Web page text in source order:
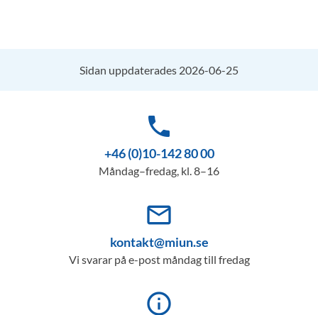
Sidan uppdaterades 2026-06-25
phone
+46 (0)10-142 80 00
Måndag–fredag, kl. 8–16
mail_outline
kontakt@miun.se
Vi svarar på e-post måndag till fredag
info_outline